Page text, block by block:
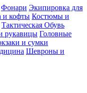
Фонари Экипировка для
и кофты Костюмы и
Тактическая Обувь
рукавицы Головные
и сумки
Шевроны и